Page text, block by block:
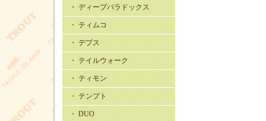
・ ディープパラドックス
・ ティムコ
・ デプス
・ テイルウォーク
・ ティモン
・ テンプト
・ DUO